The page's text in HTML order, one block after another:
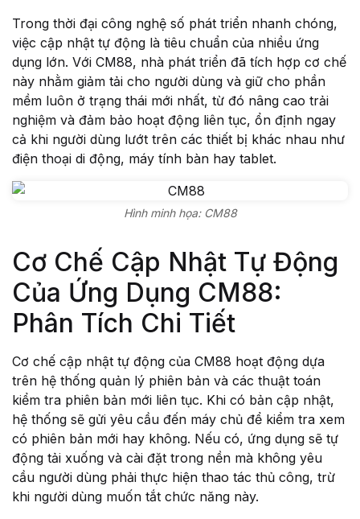
Home v8
Home v9
Home v10
Home v11
Home v12
Home v13
Single Product v1
Single Product v2
Single Product v3
Single Product v5
Single Product v7
Shop Cart
Shop Checkout
Shop My account
Shop List v1
Shop List v2
Shop List v3
Shop List v4
Shop List v5
Shop List v6
Shop List v7
Shop List v8
Shop List v9
Blog v1
Trong thời đại công nghệ số phát triển nhanh chóng,
việc cập nhật tự động là tiêu chuẩn của nhiều ứng
dụng lớn. Với CM88, nhà phát triển đã tích hợp cơ chế
này nhằm giảm tải cho người dùng và giữ cho phần
mềm luôn ở trạng thái mới nhất, từ đó nâng cao trải
nghiệm và đảm bảo hoạt động liên tục, ổn định ngay
cả khi người dùng lướt trên các thiết bị khác nhau như
điện thoại di động, máy tính bàn hay tablet.
Hình minh họa: CM88
Cơ Chế Cập Nhật Tự Động
Của Ứng Dụng CM88:
Phân Tích Chi Tiết
Cơ chế cập nhật tự động của CM88 hoạt động dựa
trên hệ thống quản lý phiên bản và các thuật toán
kiểm tra phiên bản mới liên tục. Khi có bản cập nhật,
hệ thống sẽ gửi yêu cầu đến máy chủ để kiểm tra xem
có phiên bản mới hay không. Nếu có, ứng dụng sẽ tự
động tải xuống và cài đặt trong nền mà không yêu
cầu người dùng phải thực hiện thao tác thủ công, trừ
khi người dùng muốn tắt chức năng này.